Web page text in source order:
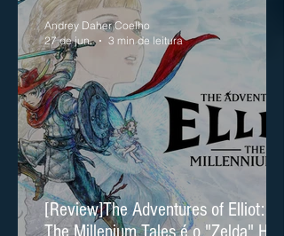
[Review]The Adventures of Elliot:
Andrey Daher Coelho
27 de jun.
3 min de leitura